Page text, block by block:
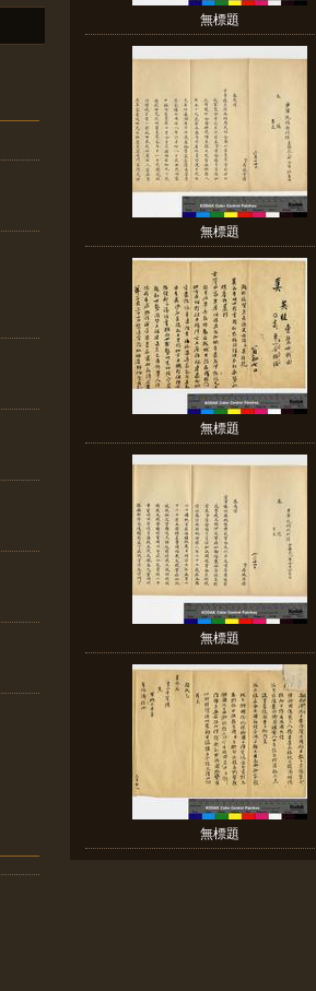
無標題
無標題
無標題
無標題
無標題